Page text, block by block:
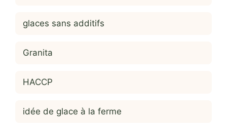
glaces sans additifs
Granita
HACCP
idée de glace à la ferme